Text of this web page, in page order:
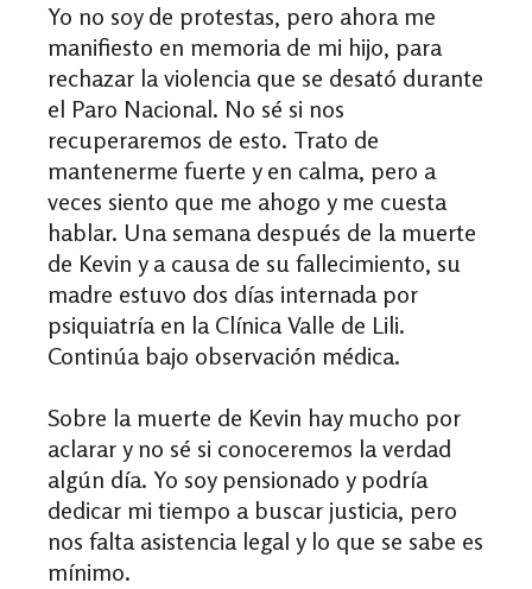
Yo no soy de protestas, pero ahora me
manifiesto en memoria de mi hijo, para
rechazar la violencia que se desató durante
el Paro Nacional. No sé si nos
recuperaremos de esto. Trato de
mantenerme fuerte y en calma, pero a
veces siento que me ahogo y me cuesta
hablar. Una semana después de la muerte
de Kevin y a causa de su fallecimiento, su
madre estuvo dos días internada por
psiquiatría en la Clínica Valle de Lili.
Continúa bajo observación médica.
Sobre la muerte de Kevin hay mucho por
aclarar y no sé si conoceremos la verdad
algún día. Yo soy pensionado y podría
dedicar mi tiempo a buscar justicia, pero
nos falta asistencia legal y lo que se sabe es
mínimo.